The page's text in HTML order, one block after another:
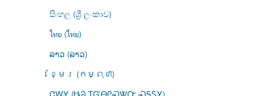
සිංහල (ශ්‍රී ලංකාව)
ไทย (ไทย)
ລາວ (ລາວ)
ខ្មែរ (កម្ពុជា)
ᏣᎳᎩ (ᏌᏊ ᎢᏳᎾᎵᏍᏔᏅ ᏍᎦᏚᎩ)